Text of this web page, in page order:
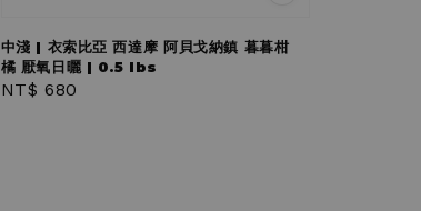
中淺 | 衣索比亞 西達摩 阿貝戈納鎮 暮暮柑
橘 厭氧日曬 | 0.5 lbs
Regular
NT$ 680